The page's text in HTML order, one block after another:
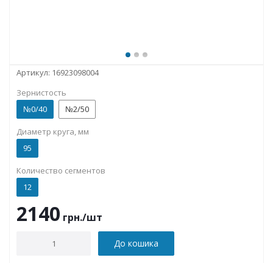
Артикул: 16923098004
Зернистость
№0/40
№2/50
Диаметр круга, мм
95
Количество сегментов
12
2140 грн./шт
До кошика